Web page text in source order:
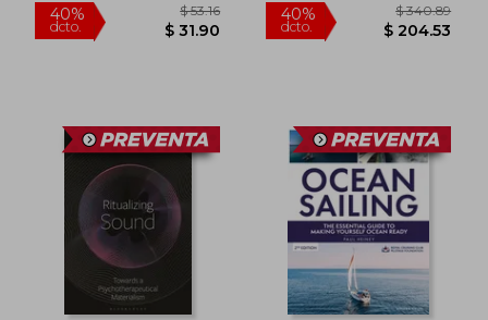
40% 40%
dcto.